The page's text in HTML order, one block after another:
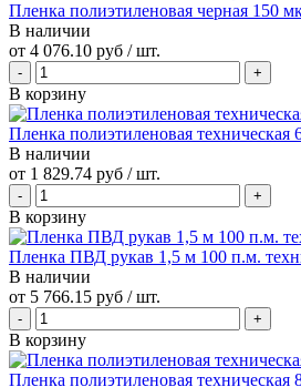
Пленка полиэтиленовая черная 150
В наличии
от 4 076.10 руб / шт.
В корзину
Пленка полиэтиленовая техническая
В наличии
от 1 829.74 руб / шт.
В корзину
Пленка ПВД рукав 1,5 м 100 п.м.
В наличии
от 5 766.15 руб / шт.
В корзину
Пленка полиэтиленовая техническая